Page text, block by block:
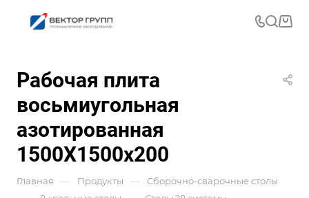
Рабочая плита
восьмиугольная
азотированная
1500X1500x200
Главная — Продукты — Сборочно-сварочные столы